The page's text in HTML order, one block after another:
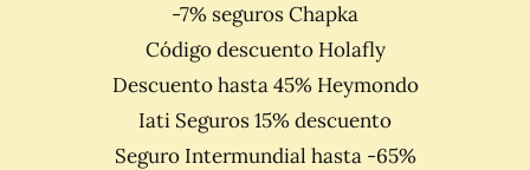
-7% seguros Chapka
Código descuento Holafly
Descuento hasta 45% Heymondo
Iati Seguros 15% descuento
Seguro Intermundial hasta -65%